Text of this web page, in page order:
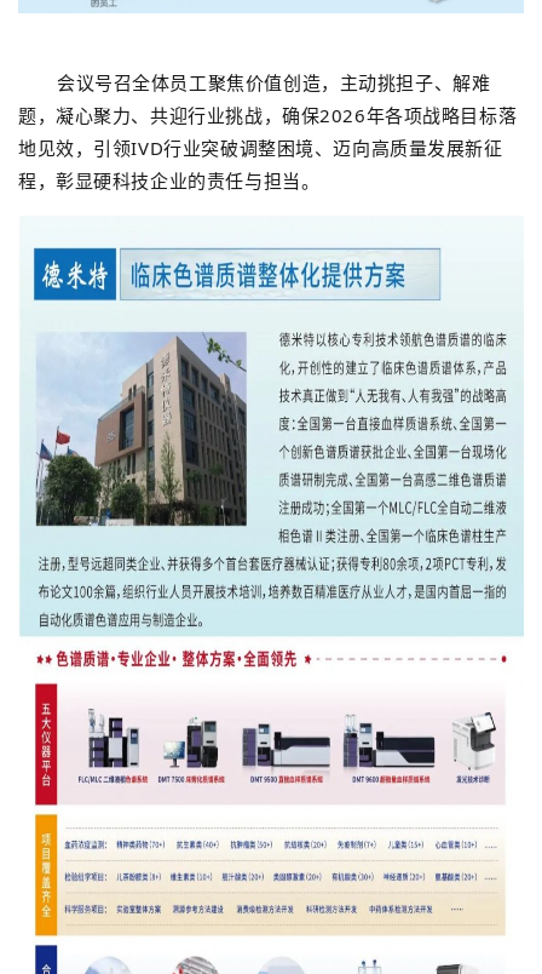
会议号召全体员工聚焦价值创造，主动挑担子、解难
题，凝心聚力、共迎行业挑战，确保2026年各项战略目标落
地见效，引领IVD行业突破调整困境、迈向高质量发展新征
程，彰显硬科技企业的责任与担当。